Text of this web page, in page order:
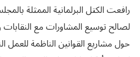
رافعت الكتل البرلمانية الممثلة
لصالح توسيع المشاورات مع النقابات
حول مشاريع القوانين الناظمة للعمل